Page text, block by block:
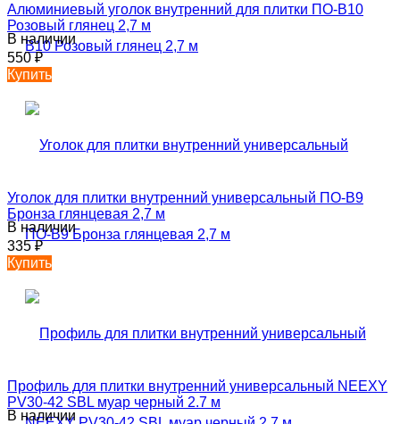
Алюминиевый уголок внутренний для плитки ПО-В10
Розовый глянец 2,7 м
В наличии
550₽
Купить
Уголок для плитки внутренний универсальный ПО-В9
Бронза глянцевая 2,7 м
В наличии
335₽
Купить
Профиль для плитки внутренний универсальный NEEXY
PV30-42 SBL муар черный 2.7 м
В наличии